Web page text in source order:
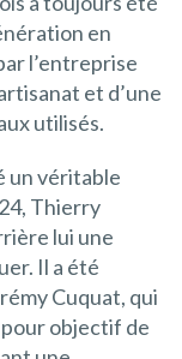
en
l’entreprise
et d’une
utilisés.
un véritable
Thierry
lui une
Il a été
Cuquat, qui
objectif de